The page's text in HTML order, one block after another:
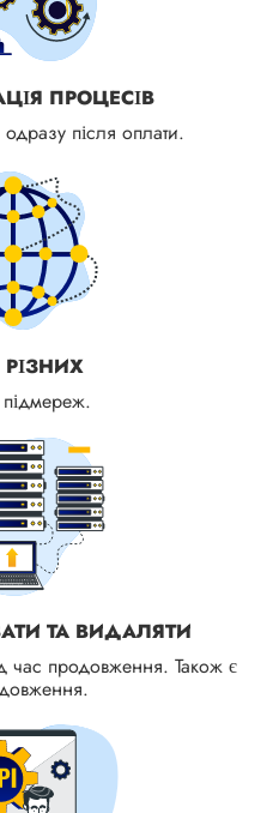
ПРОЦЕСІВ
одразу після оплати.
РІЗНИХ
ТА ВИДАЛЯТИ
час продовження. Також є